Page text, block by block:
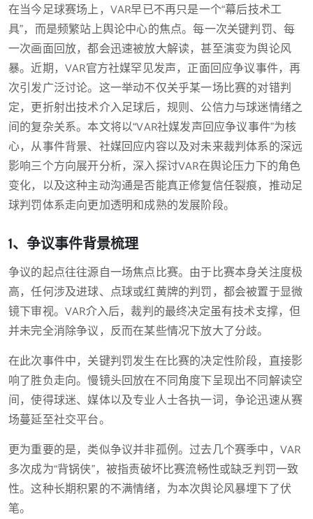
在当今足球赛场上，VAR早已不再只是一个“幕后技术工
具”，而是频繁站上舆论中心的焦点。每一次关键判罚、每
一次画面回放，都会迅速被放大解读，甚至演变为舆论风
暴。近期，VAR官方社媒罕见发声，正面回应争议事件，再
次引发广泛讨论。这一举动不仅关乎某一场比赛的对错判
定，更折射出技术介入足球后，规则、公信力与球迷情绪之
间的复杂关系。本文将以“VAR社媒发声回应争议事件”为核
心，从事件背景、社媒回应内容以及对未来裁判体系的深远
影响三个方向展开分析，深入探讨VAR在舆论压力下的角色
变化，以及这种主动沟通是否能真正修复信任裂痕，推动足
球判罚体系走向更加透明和成熟的发展阶段。
1、争议事件背景梳理
争议的起点往往源自一场焦点比赛。由于比赛本身关注度极
高，任何涉及进球、点球或红黄牌的判罚，都会被置于显微
镜下审视。VAR介入后，裁判的最终决定虽有技术支撑，但
并未完全消除争议，反而在某些情况下放大了分歧。
在此次事件中，关键判罚发生在比赛的决定性阶段，直接影
响了胜负走向。慢镜头回放在不同角度下呈现出不同解读空
间，使得球迷、媒体以及专业人士各执一词，争论迅速从赛
场蔓延至社交平台。
更为重要的是，类似争议并非孤例。过去几个赛季中，VAR
多次成为“背锅侠”，被指责破坏比赛流畅性或缺乏判罚一致
性。这种长期积累的不满情绪，为本次舆论风暴埋下了伏
笔。